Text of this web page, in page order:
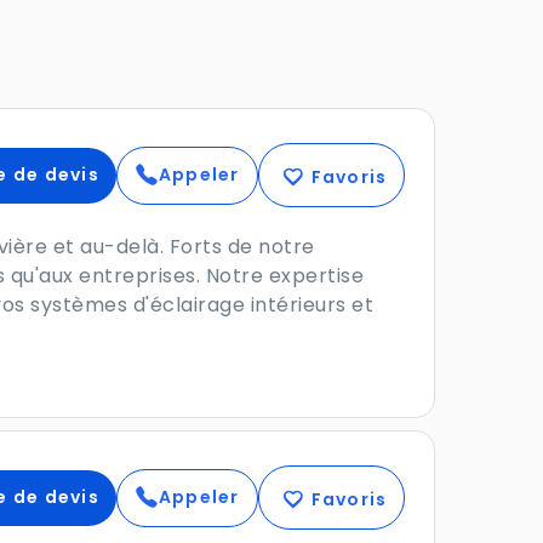
de devis Appeler favorite Favoris
et au-delà. Forts de notre
entreprises. Notre expertise
systèmes d'éclairage intérieurs et
de devis Appeler favorite Favoris